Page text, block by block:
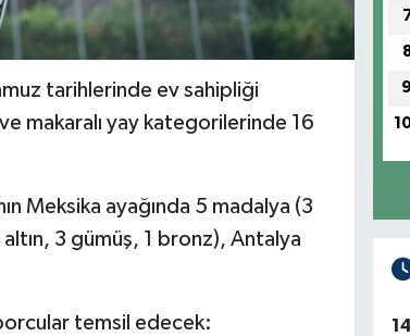
tarihlerinde ev sahipliği
makaralı yay kategorilerinde 16
Meksika ayağında 5 madalya (3
3 gümüş, 1 bronz), Antalya
temsil edecek:
9